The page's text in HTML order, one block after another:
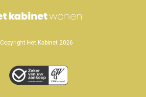
Copyright Het Kabinet 2026